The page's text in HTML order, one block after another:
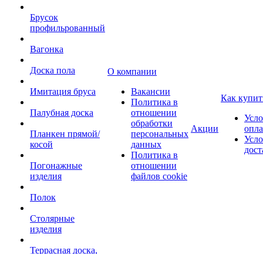
Брусок
профильрованный
Вагонка
Доска пола
Имитация бруса
Палубная доска
Планкен прямой/
косой
Погонажные
изделия
Полок
Столярные
изделия
Террасная доска,
О компании
Вакансии
Политика в
отношении
обработки
персональных
данных
Политика в
отношении
файлов cookie
Акции
Как